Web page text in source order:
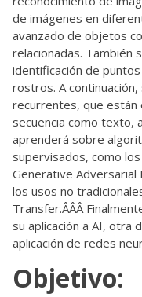
de imágenes en
avanzado de objetos
relacionadas. También
identificación de
rostros. A
recurrentes, que están
secuencia como texto,
aprenderá sobre
supervisados, como
Generative Adversarial
los usos no
Transfer.ÂÂÂ
su aplicación a AI, otra
aplicación de redes
Objetivo: